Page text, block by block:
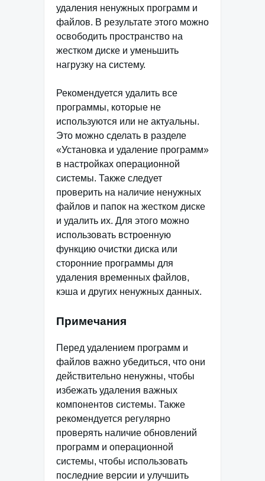
удаления ненужных программ и
файлов. В результате этого можно
освободить пространство на
жестком диске и уменьшить
нагрузку на систему.
Рекомендуется удалить все
программы, которые не
используются или не актуальны.
Это можно сделать в разделе
«Установка и удаление программ»
в настройках операционной
системы. Также следует
проверить на наличие ненужных
файлов и папок на жестком диске
и удалить их. Для этого можно
использовать встроенную
функцию очистки диска или
сторонние программы для
удаления временных файлов,
кэша и других ненужных данных.
Примечания
Перед удалением программ и
файлов важно убедиться, что они
действительно ненужны, чтобы
избежать удаления важных
компонентов системы. Также
рекомендуется регулярно
проверять наличие обновлений
программ и операционной
системы, чтобы использовать
последние версии и улучшить